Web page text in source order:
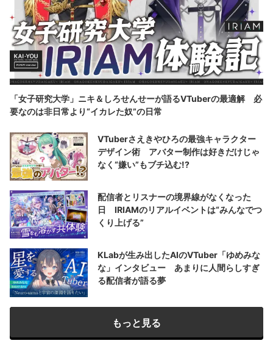
「女子研究大学」ニキ＆しろせんせーが語るVTuberの最適解 必
要なのは非日常より“イカレた奴”の日常
VTuberさえきやひろの最強キャラクター
デザイン術 アバター制作は好きだけじゃ
なく“嫌い”もブチ込む!?
配信者とリスナーの境界線がなくなった
日 IRIAMのリアルイベントは“みんなでつ
くり上げる”
KLabが生み出したAIのVTuber「ゆめみな
な」インタビュー あまりに人間らしすぎ
る配信者が語る夢
もっと見る